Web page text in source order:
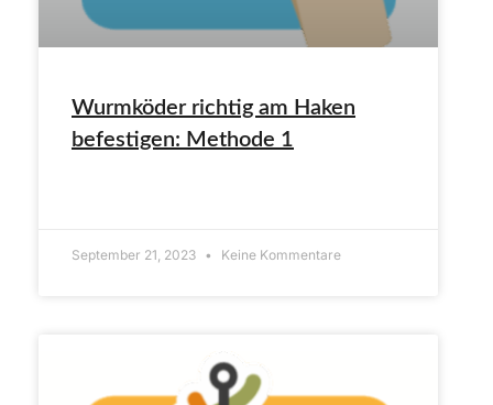
Wurmköder richtig am Haken
befestigen: Methode 1
September 21, 2023 Keine Kommentare